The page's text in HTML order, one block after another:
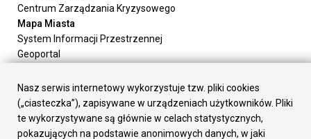
Centrum Zarządzania Kryzysowego
Mapa Miasta
System Informacji Przestrzennej
Geoportal
Załatw sprawę
Prezydent Miasta
Rada Miasta
Wydziały
Nasz serwis internetowy wykorzystuje tzw. pliki cookies
(„ciasteczka”), zapisywane w urządzeniach użytkowników. Pliki
te wykorzystywane są głównie w celach statystycznych,
pokazujących na podstawie anonimowych danych, w jaki